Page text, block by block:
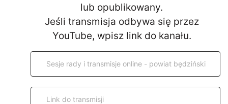
lub opublikowany.
Jeśli transmisja odbywa się przez
YouTube, wpisz link do kanału.